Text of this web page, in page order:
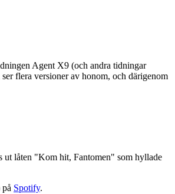
Agent X9 (och andra tidningar
flera versioner av honom, och därigenom
ut låten "Kom hit, Fantomen" som hyllade
Spotify.